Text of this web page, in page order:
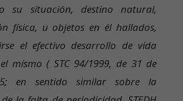
su situación, destino natural,
física, u objetos en él hallados,
el efectivo desarrollo de vida
mismo ( STC 94/1999, de 31 de
en sentido similar sobre la